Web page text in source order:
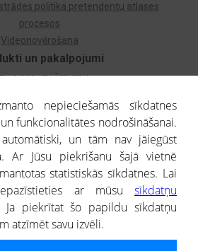
un pakalpojumi
par uzņēmumu
Dzimtas koks
Uzņēmumu atlase
Monitorings
par ārvalstu uzņēmumiem
politika pretendentu atlases
procesos
Videonovērošana
nepieciešamās sīkdatnes
funkcionalitātes nodrošināšanai.
un tām nav jāiegūst
Ar Jūsu piekrišanu šajā vietnē
statistiskās sīkdatnes. Lai
ar mūsu sīkdatņu
Ja piekrītat šo papildu sīkdatņu
atzīmēt savu izvēli.